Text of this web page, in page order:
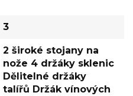
3
2 široké stojany na
nože 4 držáky sklenic
Dělitelné držáky
talířů Držák vínových